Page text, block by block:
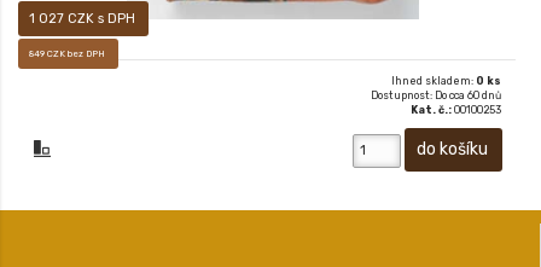
1 027 CZK s DPH
849 CZK bez DPH
Ihned skladem: 0 ks
Dostupnost: Do cca 60 dnů
Kat. č.: 00100253